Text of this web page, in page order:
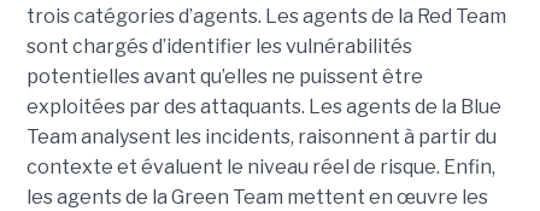
trois catégories d’agents. Les agents de la Red Team
sont chargés d’identifier les vulnérabilités
potentielles avant qu’elles ne puissent être
exploitées par des attaquants. Les agents de la Blue
Team analysent les incidents, raisonnent à partir du
contexte et évaluent le niveau réel de risque. Enfin,
les agents de la Green Team mettent en œuvre les